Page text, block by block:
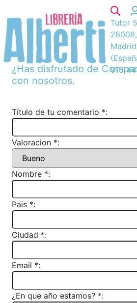
Tutor
28008,
Madrid
915
¿Has disfrutado de
con nosotros.
Título de tu comentario *:
Valoracion *:
Nombre *:
Pais *:
Ciudad *:
Email *:
¿En que año estamos? *: